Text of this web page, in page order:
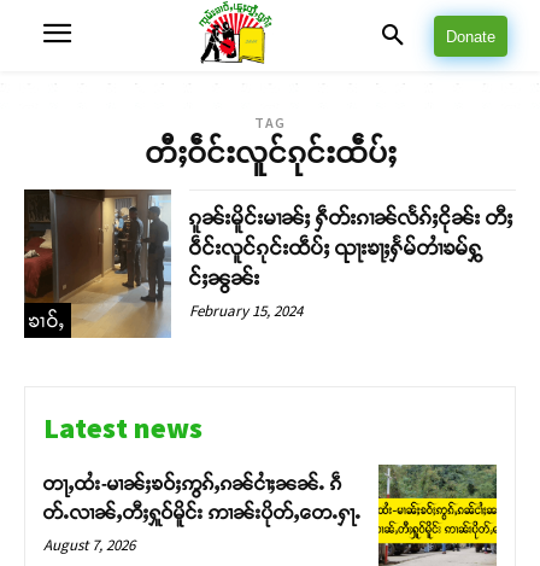
Donate
TAG
တီႈဝဵင်းလူင်ၵုင်းထဵပ်ႈ
ၶၢဝ်ႇ
ၵူၼ်းမိူင်းမၢၼ်ႈ ႁဵတ်းၵၢၼ်လႅၵ်ႈငိုၼ်း တီႈ
ဝဵင်းလူင်ၵုင်းထဵပ်ႈ ၺႃးၶႃႈႁႅမ်တၢႆၶမ်ႁွ
င်ႈၼွၼ်း
February 15, 2024
Latest news
တႃႇထႆး-မၢၼ်ႈၶဝ်ႈဢွၵ်ႇၵၼ်ငၢႆႈၼၼ်ႉ ၵဵ
တ်ႉလၢၼ်ႇတီႈႁူဝ်မိူင်း ဢၢၼ်းပိုတ်ႇတေႉႁႃႉ
August 7, 2026